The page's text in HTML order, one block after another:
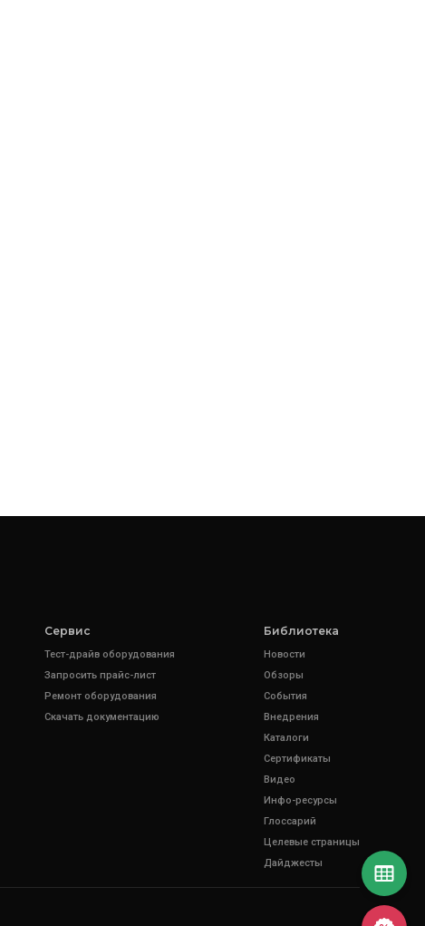
Сервис
Тест-драйв оборудования
Запросить прайс-лист
Ремонт оборудования
Скачать документацию
Библиотека
Новости
Обзоры
События
Внедрения
Каталоги
Сертификаты
Видео
Инфо-ресурсы
Глоссарий
Целевые страницы
Дайджесты